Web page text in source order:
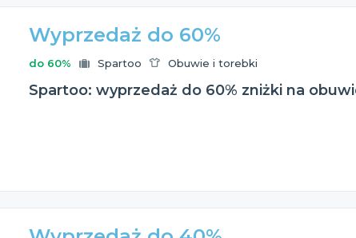
Wyprzedaż do 60%
do 60% Spartoo Obuwie i torebki
Spartoo: wyprzedaż do 60% zniżki na